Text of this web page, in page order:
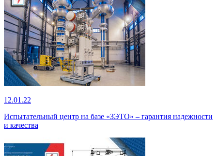
12.01.22
Испытательный центр на базе «ЗЭТО» – гарантия надежности
и качества